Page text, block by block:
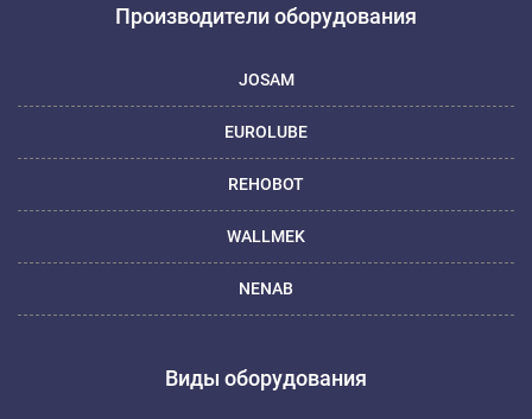
Производители оборудования
JOSAM
EUROLUBE
REHOBOT
WALLMEK
NENAB
Виды оборудования